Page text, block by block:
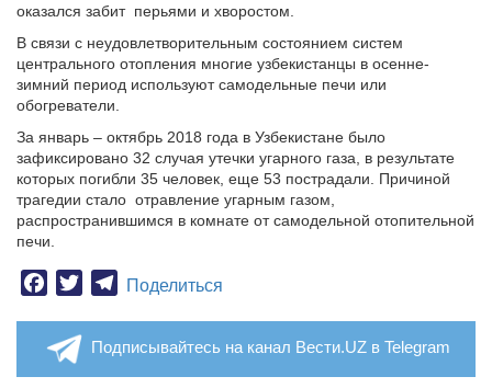
оказался забит перьями и хворостом.
В связи с неудовлетворительным состоянием систем
центрального отопления многие узбекистанцы в осенне-
зимний период используют самодельные печи или
обогреватели.
За январь – октябрь 2018 года в Узбекистане было
зафиксировано 32 случая утечки угарного газа, в результате
которых погибли 35 человек, еще 53 пострадали. Причиной
трагедии стало отравление угарным газом,
распространившимся в комнате от самодельной отопительной
печи.
Facebook
TwitterTelegram
Поделиться
Подписывайтесь на канал Вести.UZ в Telegram